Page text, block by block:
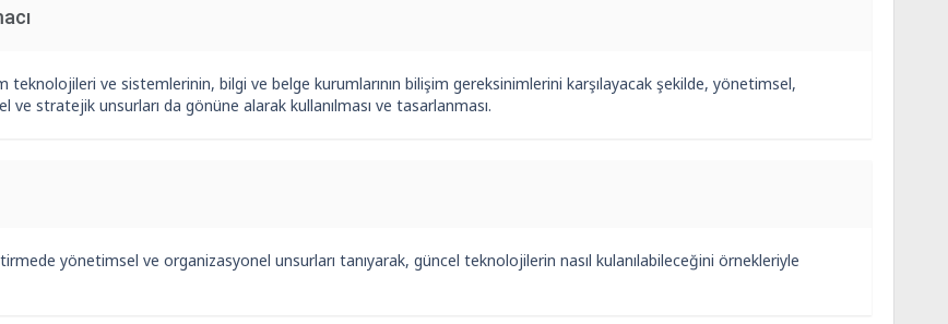
teknolojileri ve sistemlerinin, bilgi ve belge kurumlarının bilişim gereksinimlerini karşılayacak şekilde, yönetimsel,
ve stratejik unsurları da gönüne alarak kullanılması ve tasarlanması.
yönetimsel ve organizasyonel unsurları tanıyarak, güncel teknolojilerin nasıl kulanılabileceğini örnekleriyle